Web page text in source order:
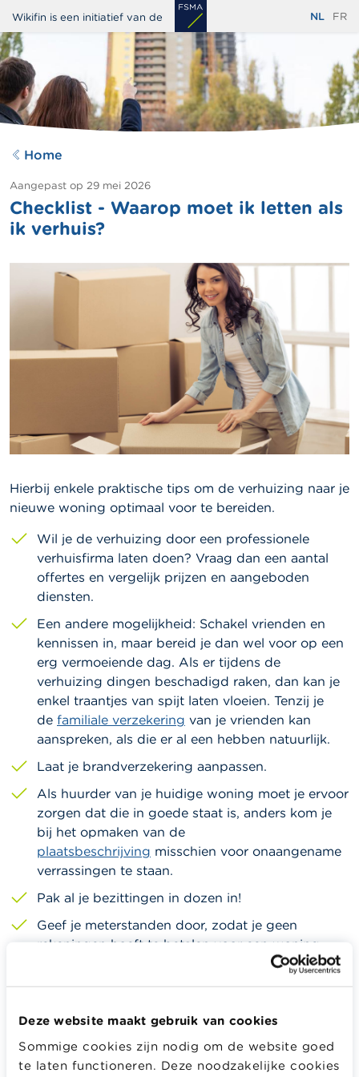
Deze website maakt gebruik van cookies
Sommige cookies zijn nodig om de website goed
te laten functioneren. Deze noodzakelijke cookies
Overslaan
en
naar
de
inhoud
gaan
Wikifin is een initiatief van de NL FR
Home
Aangepast op 29 mei 2026
Checklist - Waarop moet ik letten als
ik verhuis?
Hierbij enkele praktische tips om de verhuizing naar je
nieuwe woning optimaal voor te bereiden.
Wil je de verhuizing door een professionele
verhuisfirma laten doen? Vraag dan een aantal
offertes en vergelijk prijzen en aangeboden
diensten.
Een andere mogelijkheid: Schakel vrienden en
kennissen in, maar bereid je dan wel voor op een
erg vermoeiende dag. Als er tijdens de
verhuizing dingen beschadigd raken, dan kan je
enkel traantjes van spijt laten vloeien. Tenzij je
de familiale verzekering van je vrienden kan
aanspreken, als die er al een hebben natuurlijk.
Laat je brandverzekering aanpassen.
Als huurder van je huidige woning moet je ervoor
zorgen dat die in goede staat is, anders kom je
bij het opmaken van de
plaatsbeschrijving misschien voor onaangename
verrassingen te staan.
Pak al je bezittingen in dozen in!
Geef je meterstanden door, zodat je geen
rekeningen hoeft te betalen voor een woning
waar je niet meer woont. Neem een recente
factuur waarop je klantennummer,
bezorg je nieuwe adres aan je water-,
elektriciteits-, gas- en telefoonmaatschappij.
Er bestaan, al dan niet betalende, diensten op de